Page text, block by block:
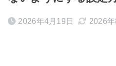
2026年4月19日 2026年